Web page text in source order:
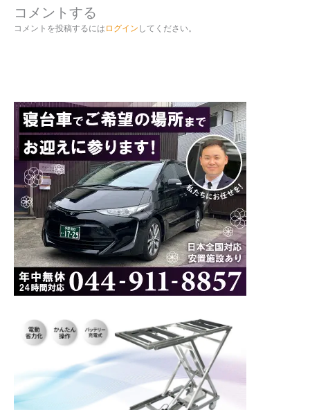
コメントする
コメントを投稿するには ログイン してください。